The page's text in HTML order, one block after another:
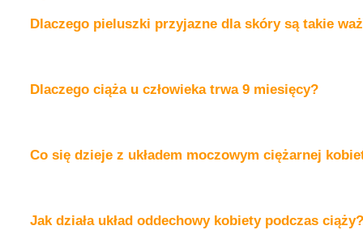
Dlaczego pieluszki przyjazne dla skóry są takie
Dlaczego ciąża u człowieka trwa 9 miesięcy?
Co się dzieje z układem moczowym ciężarnej
Jak działa układ oddechowy kobiety podczas ciąży?